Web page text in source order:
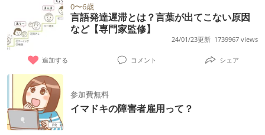
0〜6歳
言語発達遅滞とは？言葉が出てこない原因
など【専門家監修】
24/01/23更新 1739967 views
追加する コメント シェア
参加費無料
イマドキの障害者雇用って？